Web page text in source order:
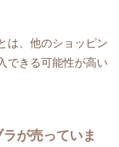
は、他のショッピン
できる可能性が高い
が売っていま